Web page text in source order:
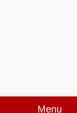
Menu